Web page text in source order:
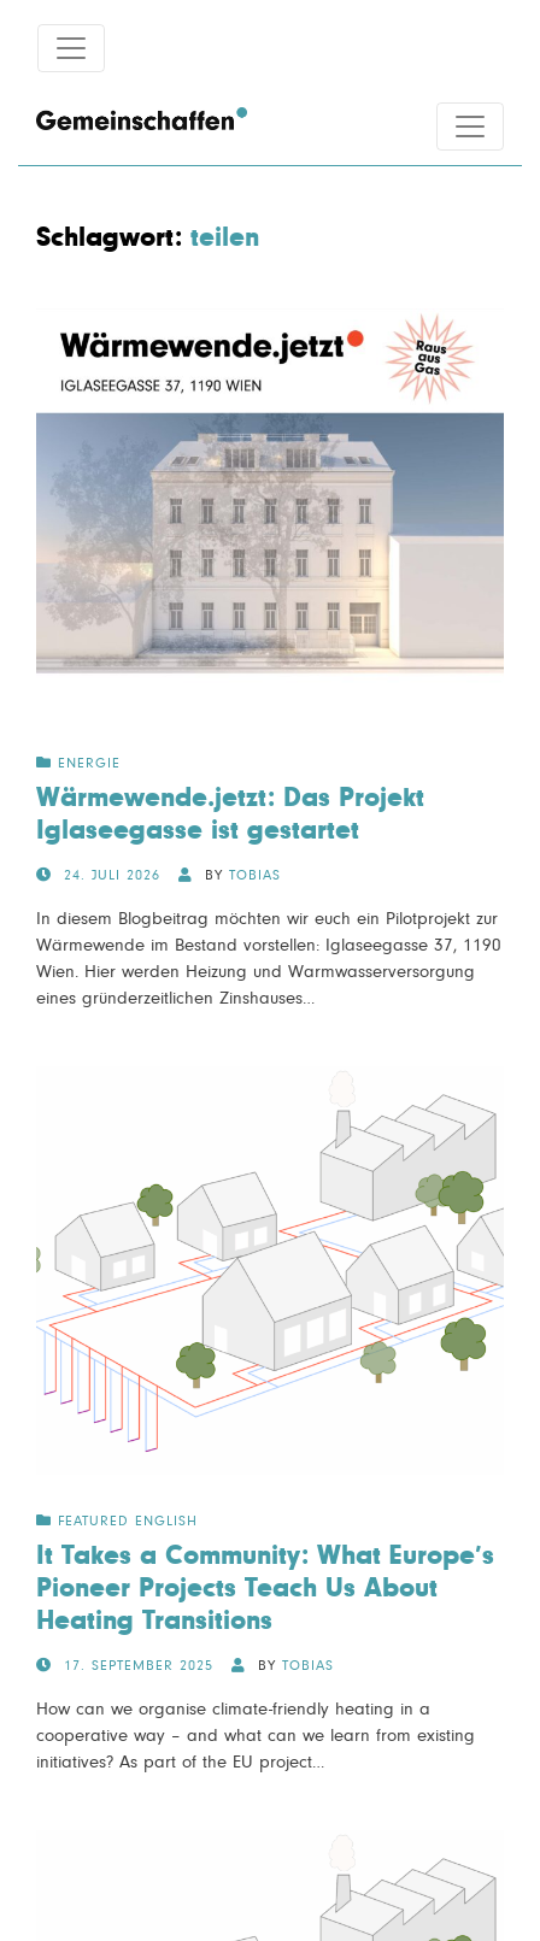
Schlagwort: teilen
ENERGIE
Wärmewende.jetzt: Das Projekt
Iglaseegasse ist gestartet
POSTED24. JULI 2026 BY TOBIAS
In diesem Blogbeitrag möchten wir euch ein Pilotprojekt zur
Wärmewende im Bestand vorstellen: Iglaseegasse 37, 1190
Wien. Hier werden Heizung und Warmwasserversorgung
eines gründerzeitlichen Zinshauses…
FEATURED ENGLISH
It Takes a Community: What Europe’s
Pioneer Projects Teach Us About
Heating Transitions
POSTED17. SEPTEMBER 2025 BY TOBIAS
How can we organise climate-friendly heating in a
cooperative way – and what can we learn from existing
initiatives? As part of the EU project…